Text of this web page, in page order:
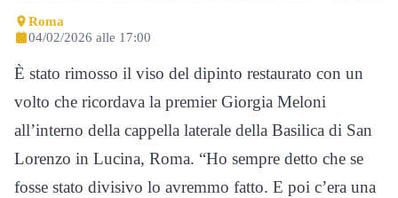
Roma
04/02/2026 alle 17:00
È stato rimosso il viso del dipinto restaurato con un
volto che ricordava la premier Giorgia Meloni
all’interno della cappella laterale della Basilica di San
Lorenzo in Lucina, Roma. “Ho sempre detto che se
fosse stato divisivo lo avremmo fatto. E poi c’era una